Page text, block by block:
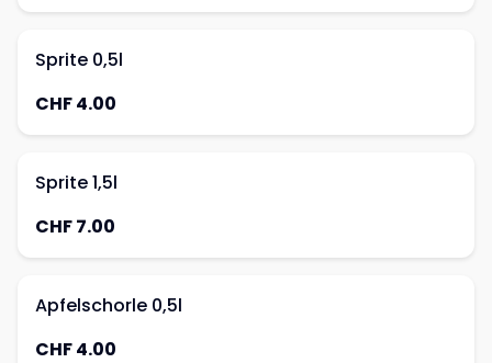
Sprite 0,5l
CHF 4.00
Sprite 1,5l
CHF 7.00
Apfelschorle 0,5l
CHF 4.00